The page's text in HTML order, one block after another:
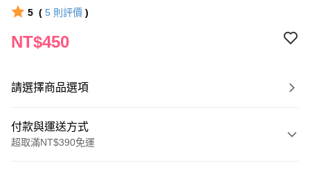
5 ( 5 則評價 )
NT$450
請選擇商品選項
付款與運送方式
超取滿NT$390免運